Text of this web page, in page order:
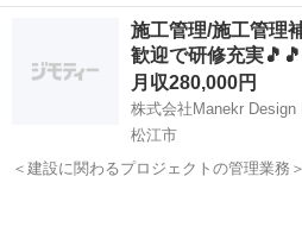
すので、経験者の方の協力をすぐにでも
康診断書や一人親方労災保険の必要無く
経験の方不可です、インパクトあれば尚可
大田市 湯里駅 土木
施工管理/施工管理
歓迎で研修充実🎵🎵
月収280,000円
株式会社Manekr Design
松江市
＜建設に関わるプロジェクトの管理業務